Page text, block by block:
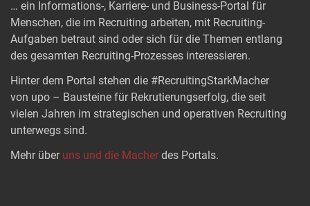
… ein Informations-, Karriere- und Business-Portal für
Menschen, die im Recruiting arbeiten, mit Recruiting-
Aufgaben betraut sind oder sich für die Themen entlang
des gesamten Recruiting-Prozesses interessieren.
Hinter dem Portal stehen die #RecruitingStarkMacher
von upo – Bausteine für Rekrutierungserfolg, die seit
vielen Jahren im strategischen und operativen Recruiting
unterwegs sind.
Mehr über uns und die Macher des Portals.